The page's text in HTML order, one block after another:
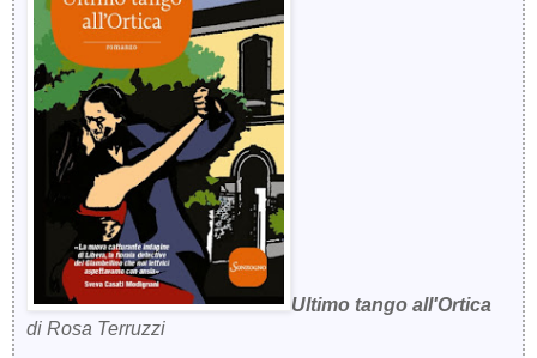
Ultimo tango all'Ortica
di Rosa Terruzzi